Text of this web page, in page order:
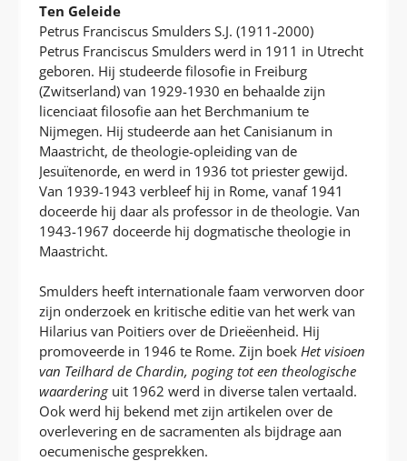
Ten Geleide
Petrus Franciscus Smulders S.J. (1911-2000)
Petrus Franciscus Smulders werd in 1911 in Utrecht
geboren. Hij studeerde filosofie in Freiburg
(Zwitserland) van 1929-1930 en behaalde zijn
licenciaat filosofie aan het Berchmanium te
Nijmegen. Hij studeerde aan het Canisianum in
Maastricht, de theologie-opleiding van de
Jesuïtenorde, en werd in 1936 tot priester gewijd.
Van 1939-1943 verbleef hij in Rome, vanaf 1941
doceerde hij daar als professor in de theologie. Van
1943-1967 doceerde hij dogmatische theologie in
Maastricht.
Smulders heeft internationale faam verworven door
zijn onderzoek en kritische editie van het werk van
Hilarius van Poitiers over de Drieëenheid. Hij
promoveerde in 1946 te Rome. Zijn boek Het visioen
van Teilhard de Chardin, poging tot een theologische
waarderinguit 1962 werd in diverse talen vertaald.
Ook werd hij bekend met zijn artikelen over de
overlevering en de sacramenten als bijdrage aan
oecumenische gesprekken.